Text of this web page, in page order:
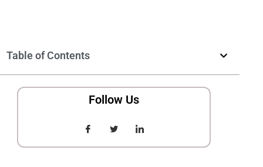
Table of Contents
Follow Us